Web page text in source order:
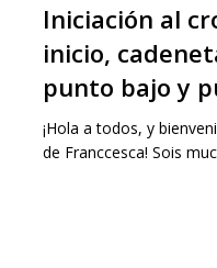
Iniciación al
inicio,
punto bajo y
¡Hola a todos, y
de Franccesca! Sois